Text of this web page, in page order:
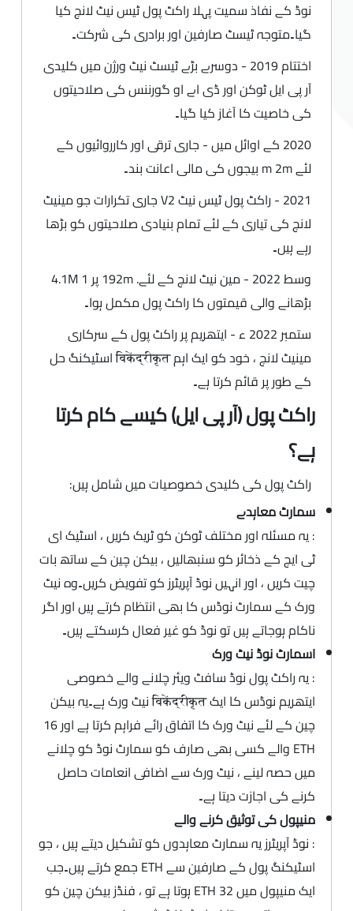
نوڈ کے نفاذ سمیت پہلا راکٹ پول ٹیس نیٹ لانچ کیا
گیا۔متوجہ ٹیسٹ صارفین اور برادری کی شرکت۔
اختتام 2019 - دوسرے بڑے ٹیسٹ نیٹ ورژن میں کلیدی
آر پی ایل ٹوکن اور ڈی اے او گورننس کی صلاحیتوں
کی خاصیت کا آغاز کیا گیا۔
2020 کے اوائل میں - جاری ترقی اور کارروائیوں کے
لئے m 2m بیجوں کی مالی اعانت بند۔
2021 - راکٹ پول ٹیس نیٹ V2 جاری تکرارات جو مینیٹ
لانچ کی تیاری کے لئے تمام بنیادی صلاحیتوں کو بڑھا
رہے ہیں۔
وسط 2022 - مین نیٹ لانچ کے لئے. 192m پر 1 4.1M
بڑھانے والی قیمتوں کا راکٹ پول مکمل ہوا۔
ستمبر 2022 ء - ایتھریم پر راکٹ پول کے سرکاری
مینیٹ لانچ ، خود کو ایک اہم विकेंद्रीकृत اسٹیکنگ حل
کے طور پر قائم کرتا ہے۔
راکٹ پول (آر پی ایل) کیسے کام کرتا
ہے؟
راکٹ پول کی کلیدی خصوصیات میں شامل ہیں:
سمارٹ معاہدے
: یہ مسئلہ اور مختلف ٹوکن کو ٹریک کریں ، اسٹیک ای
ٹی ایچ کے ذخائر کو سنبھالیں ، بیکن چین کے ساتھ بات
چیت کریں ، اور انہیں نوڈ آپریٹرز کو تفویض کریں۔وہ نیٹ
ورک کے سمارٹ نوڈس کا بھی انتظام کرتے ہیں اور اگر
ناکام ہوجاتے ہیں تو نوڈ کو غیر فعال کرسکتے ہیں۔
اسمارٹ نوڈ نیٹ ورک
: یہ راکٹ پول نوڈ سافٹ ویئر چلانے والے خصوصی
ایتھریم نوڈس کا ایک विकेंद्रीकृत نیٹ ورک ہے۔یہ بیکن
چین کے لئے نیٹ ورک کا اتفاق رائے فراہم کرتا ہے اور 16
ETH والے کسی بھی صارف کو سمارٹ نوڈ کو چلانے
میں حصہ لینے ، نیٹ ورک سے اضافی انعامات حاصل
کرنے کی اجازت دیتا ہے۔
منیپول کی توثیق کرنے والے
: نوڈ آپریٹرز یہ سمارٹ معاہدوں کو تشکیل دیتے ہیں ، جو
اسٹیکنگ پول کے صارفین سے ETH جمع کرتے ہیں۔جب
ایک منیپول میں 32 ETH ہوتا ہے تو ، فنڈز بیکن چین کو